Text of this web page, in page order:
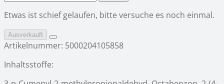
Etwas ist schief gelaufen, bitte versuche es noch einmal.
Ausverkauft
Artikelnummer: 5000204105858
Inhaltsstoffe: